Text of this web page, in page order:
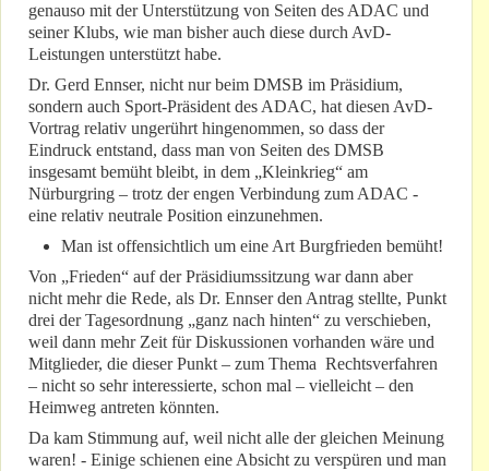
genauso mit der Unterstützung von Seiten des ADAC und
seiner Klubs, wie man bisher auch diese durch AvD-
Leistungen unterstützt habe.
Dr. Gerd Ennser, nicht nur beim DMSB im Präsidium,
sondern auch Sport-Präsident des ADAC, hat diesen AvD-
Vortrag relativ ungerührt hingenommen, so dass der
Eindruck entstand, dass man von Seiten des DMSB
insgesamt bemüht bleibt, in dem „Kleinkrieg“ am
Nürburgring – trotz der engen Verbindung zum ADAC -
eine relativ neutrale Position einzunehmen.
Man ist offensichtlich um eine Art Burgfrieden bemüht!
Von „Frieden“ auf der Präsidiumssitzung war dann aber
nicht mehr die Rede, als Dr. Ennser den Antrag stellte, Punkt
drei der Tagesordnung „ganz nach hinten“ zu verschieben,
weil dann mehr Zeit für Diskussionen vorhanden wäre und
Mitglieder, die dieser Punkt – zum Thema Rechtsverfahren
– nicht so sehr interessierte, schon mal – vielleicht – den
Heimweg antreten könnten.
Da kam Stimmung auf, weil nicht alle der gleichen Meinung
waren! - Einige schienen eine Absicht zu verspüren und man